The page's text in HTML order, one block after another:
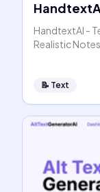
HandtextAI -
Realistic Notes
📝 Text